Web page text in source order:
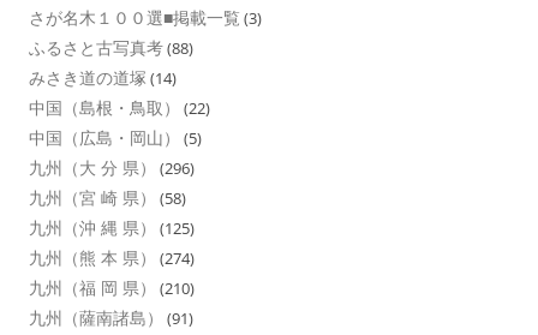
さが名木１００選■掲載一覧 (3)
ふるさと古写真考(88)
みさき道の道塚 (14)
中国（島根・鳥取） (22)
中国（広島・岡山） (5)
九州（大 分 県） (296)
九州（宮 崎 県） (58)
九州（沖 縄 県） (125)
九州（熊 本 県） (274)
九州（福 岡 県） (210)
九州（薩南諸島） (91)